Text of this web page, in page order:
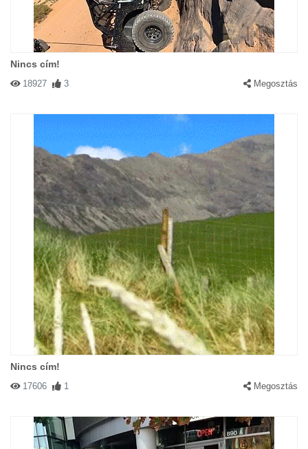
Nincs cím!
18927 3 Megosztás
Nincs cím!
17606 1 Megosztás